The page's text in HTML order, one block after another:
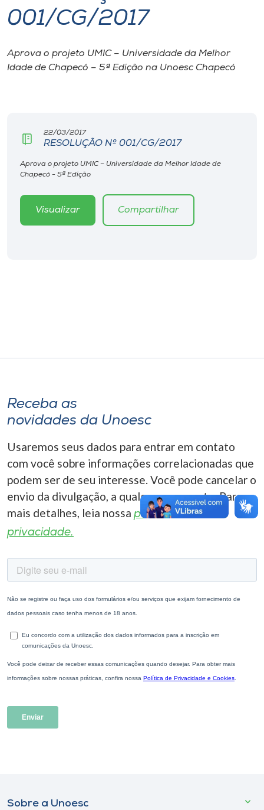
I.nova
Diplomados
CPA
Biblioteca
Editora
A-
001/CG/2017
Aprova o projeto UMIC – Universidade da Melhor
Idade de Chapecó – 5ª Edição na Unoesc Chapecó
22/03/2017
RESOLUÇÃO Nº 001/CG/2017
Aprova o projeto UMIC – Universidade da Melhor Idade de
Chapecó - 5ª Edição
Visualizar Compartilhar
Receba as
novidades da Unoesc
Usaremos seus dados para entrar em contato
com você sobre informações correlacionadas que
podem ser de seu interesse. Você pode cancelar o
envio da divulgação, a qualquer momento. Para
mais detalhes, leia nossa política de
privacidade.
Sobre a Unoesc